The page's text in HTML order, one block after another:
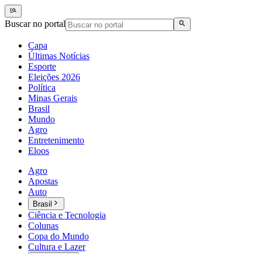
Buscar no portal
Capa
Últimas Notícias
Esporte
Eleições 2026
Política
Minas Gerais
Brasil
Mundo
Agro
Entretenimento
Eloos
Agro
Apostas
Auto
Brasil
Ciência e Tecnologia
Colunas
Copa do Mundo
Cultura e Lazer